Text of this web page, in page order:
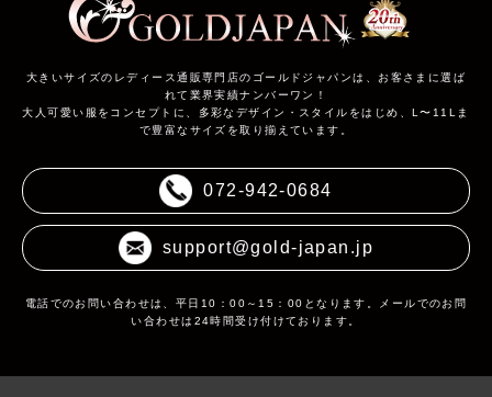
大きいサイズのレディース通販専門店のゴールドジャパンは、お客さまに選ば
れて業界実績ナンバーワン！
大人可愛い服をコンセプトに、多彩なデザイン・スタイルをはじめ、L〜11Lま
で豊富なサイズを取り揃えています。
072-942-0684
support@gold-japan.jp
電話でのお問い合わせは、平日10：00～15：00となります。メールでのお問
い合わせは24時間受け付けております。